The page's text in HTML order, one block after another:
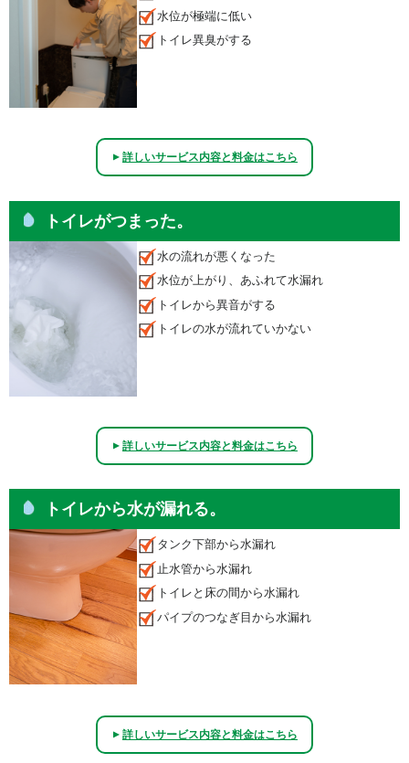
水位が極端に低い
トイレ異臭がする
▲詳しいサービス内容と料金はこちら
トイレがつまった。
水の流れが悪くなった
水位が上がり、あふれて水漏れ
トイレから異音がする
トイレの水が流れていかない
▲詳しいサービス内容と料金はこちら
トイレから水が漏れる。
タンク下部から水漏れ
止水管から水漏れ
トイレと床の間から水漏れ
パイプのつなぎ目から水漏れ
▲詳しいサービス内容と料金はこちら